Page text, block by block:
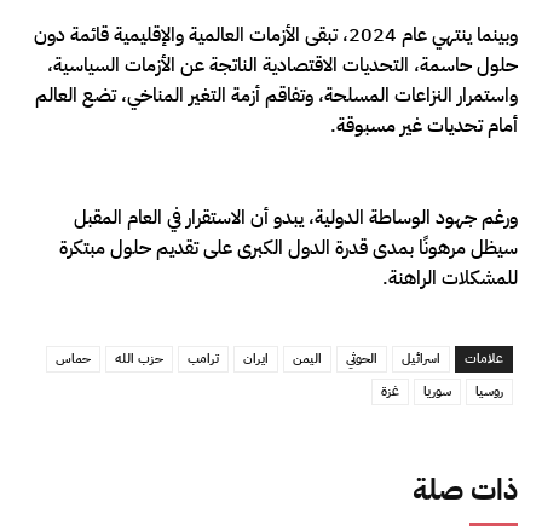
ذات صلة
وبينما ينتهي عام 2024، تبقى الأزمات العالمية والإقليمية قائمة دون
حلول حاسمة، التحديات الاقتصادية الناتجة عن الأزمات السياسية،
واستمرار النزاعات المسلحة، وتفاقم أزمة التغير المناخي، تضع العالم
أمام تحديات غير مسبوقة.
ورغم جهود الوساطة الدولية، يبدو أن الاستقرار في العام المقبل
سيظل مرهونًا بمدى قدرة الدول الكبرى على تقديم حلول مبتكرة
للمشكلات الراهنة.
علامات اسرائيل الحوثي اليمن ايران ترامب حزب الله
حماس
روسيا
سوريا غزة